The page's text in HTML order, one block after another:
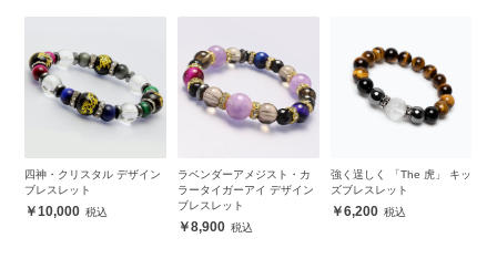
四神・クリスタル デザイン
ブレスレット
10,000
ラベンダーアメジスト・カ
ラータイガーアイ デザイン
ブレスレット
8,900
強く逞しく 「The 虎」 キッ
ズブレスレット
6,200